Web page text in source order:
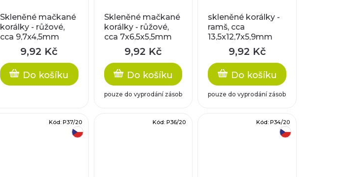
Skleněné mačkané
korálky - růžové,
cca 9,7x4,5mm
9,92 Kč
Do košíku
Skleněné mačkané
korálky - růžové,
cca 7x6,5x5,5mm
9,92 Kč
Do košíku
pouze do vyprodání zásob
skleněné korálky -
ramš, cca
13,5x12,7x5,9mm
9,92 Kč
Do košíku
pouze do vyprodání zásob
Kód: P37/20 Kód:P36/20 Kód: P34/20